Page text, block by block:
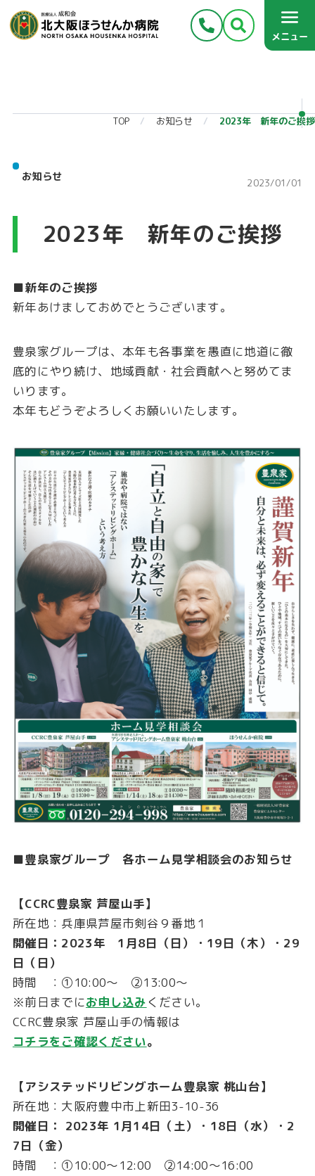
メニュー
TOP お知らせ 2023年 新年のご挨拶
お知らせ 2023/01/01
2023年 新年のご挨拶
■新年のご挨拶
新年あけましておめでとうございます。
豊泉家グループは、本年も各事業を愚直に地道に徹
底的にやり続け、地域貢献・社会貢献へと努めてま
いります。
本年もどうぞよろしくお願いいたします。
■豊泉家グループ 各ホーム見学相談会のお知らせ
【CCRC豊泉家 芦屋山手】
所在地：兵庫県芦屋市剣谷９番地１
開催日：2023年 1月8日（日）・19日（木）・29
日（日）
時間 ：①10:00～ ②13:00～
※前日までにお申し込みください。
CCRC豊泉家 芦屋山手の情報は
コチラをご確認ください。
【アシステッドリビングホーム豊泉家 桃山台】
所在地：大阪府豊中市上新田3-10-36
開催日： 2023年 1月14日（土）・18日（水）・2
7日（金）
時間 ：①10:00～12:00 ②14:00～16:00